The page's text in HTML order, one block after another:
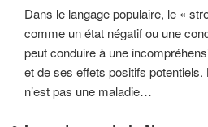
Dans le langage populaire, le «
comme un état négatif ou une
peut conduire à une
et de ses effets positifs
n’est pas une maladie…